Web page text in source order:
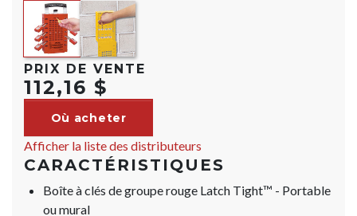
PRIX DE VENTE
112,16 $
Où acheter
Afficher la liste des distributeurs
CARACTÉRISTIQUES
Boîte à clés de groupe rouge Latch Tight™ - Portable
ou mural